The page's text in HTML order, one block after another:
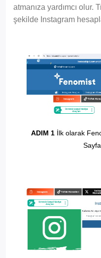
atmanıza yardımcı
şekilde Instagram
ADIM 1İlk olarak